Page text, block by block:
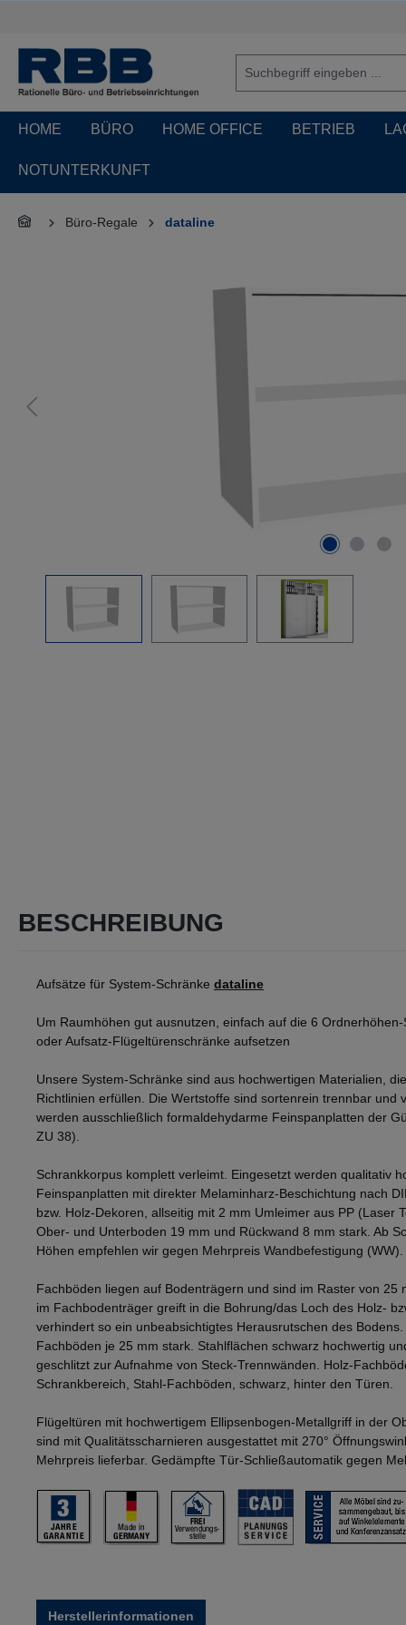
HOME BÜRO HOME OFFICE BETRIEB
NOTUNTERKUNFT
Büro-Regale dataline
BESCHREIBUNG
Aufsätze für System-Schränke dataline
Um Raumhöhen gut ausnutzen, einfach auf die 6
oder Aufsatz-Flügeltürenschränke aufsetzen
Unsere System-Schränke sind aus hochwertigen Materialien,
Richtlinien erfüllen. Die Wertstoffe sind sortenrein trennbar und
werden ausschließlich formaldehydarme Feinspanplatten der
ZU 38).
Schrankkorpus komplett verleimt. Eingesetzt werden qualitativ
Feinspanplatten mit direkter Melaminharz-Beschichtung nach
bzw. Holz-Dekoren, allseitig mit 2 mm Umleimer aus PP (Laser
Ober- und Unterboden 19 mm und Rückwand 8 mm stark. Ab
Höhen empfehlen wir gegen Mehrpreis Wandbefestigung (WW).
Fachböden liegen auf Bodenträgern und sind im Raster von 25
im Fachbodenträger greift in die Bohrung/das Loch des Holz-
verhindert so ein unbeabsichtigtes Herausrutschen des
Fachböden je 25 mm stark. Stahlflächen schwarz hochwertig
geschlitzt zur Aufnahme von Steck-Trennwänden. Holz-
Schrankbereich, Stahl-Fachböden, schwarz, hinter den Türen.
Flügeltüren mit hochwertigem Ellipsenbogen-Metallgriff in der
sind mit Qualitätsscharnieren ausgestattet mit 270°
Mehrpreis lieferbar. Gedämpfte Tür-Schließautomatik gegen
Herstellerinformationen